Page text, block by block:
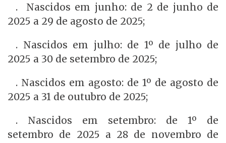
. Nascidos em junho: de 2 de junho de
2025 a 29 de agosto de 2025;
. Nascidos em julho: de 1º de julho de
2025 a 30 de setembro de 2025;
. Nascidos em agosto: de 1º de agosto de
2025 a 31 de outubro de 2025;
. Nascidos em setembro: de 1º de
setembro de 2025 a 28 de novembro de